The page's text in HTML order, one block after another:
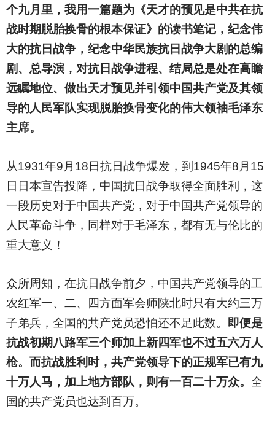
个九月里，我用一篇题为《天才的预见是中共在抗
战时期脱胎换骨的根本保证》的读书笔记，纪念伟
大的抗日战争，纪念中华民族抗日战争大剧的总编
剧、总导演，对抗日战争进程、结局总是处在高瞻
远瞩地位、做出天才预见并引领中国共产党及其领
导的人民军队实现脱胎换骨变化的伟大领袖毛泽东
主席。
从1931年9月18日抗日战争爆发，到1945年8月15
日日本宣告投降，中国抗日战争取得全面胜利，这
一段历史对于中国共产党，对于中国共产党领导的
人民革命斗争，同样对于毛泽东，都有无与伦比的
重大意义！
众所周知，在抗日战争前夕，中国共产党领导的工
农红军一、二、四方面军会师陕北时只有大约三万
子弟兵，全国的共产党员恐怕还不足此数。
即便是
抗战初期八路军三个师加上新四军也不过五六万人
枪。而抗战胜利时，共产党领导下的正规军已有九
十万人马，加上地方部队，则有一百二十万众。 全
国的共产党员也达到百万。